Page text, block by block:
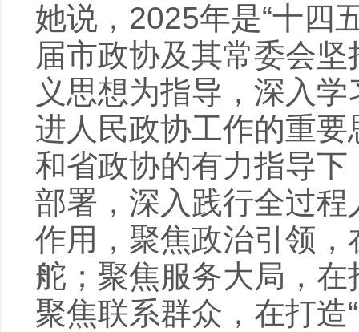
她说，2025年是“十四
届市政协及其常委会
义思想为指导，深入
进人民政协工作的重
和省政协的有力指导
部署，深入践行全过
作用，聚焦政治引领，
舵；聚焦服务大局，在
聚焦联系群众，在打造